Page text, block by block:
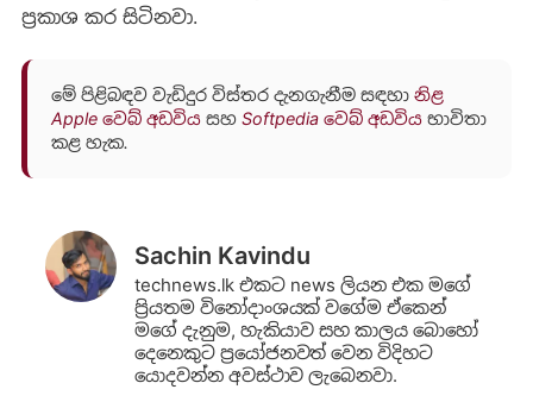
ප්‍රකාශ කර සිටිනවා.
මේ පිළිබඳව වැඩිදුර විස්තර දැනගැනීම සඳහා නිළ
Apple වෙබ් අඩවියසහ Softpedia වෙබ් අඩවියභාවිතා
කළ හැක.
Sachin Kavindu
technews.lk එකට news ලියන එක මගේ
ප්‍රියතම විනෝදාංශයක් වගේම ඒකෙන්
මගේ දැනුම, හැකියාව සහ කාලය බොහෝ
දෙනෙකුට ප්‍රයෝජනවත් වෙන විදිහට
යොදවන්න අවස්ථාව ලැබෙනවා.